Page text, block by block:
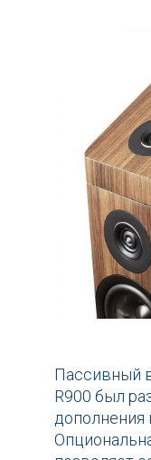
Пассивный
R900 был
дополнения